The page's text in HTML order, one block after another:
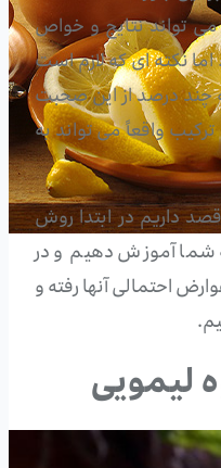
تواند نتایج و خواص
اما نکته ای که لازم است
چند درصد از این صحبت
واقعاً می تواند به
داریم در ابتدا روش
شما آموزش دهیم و در
احتمالی آنها رفته و
لیمویی